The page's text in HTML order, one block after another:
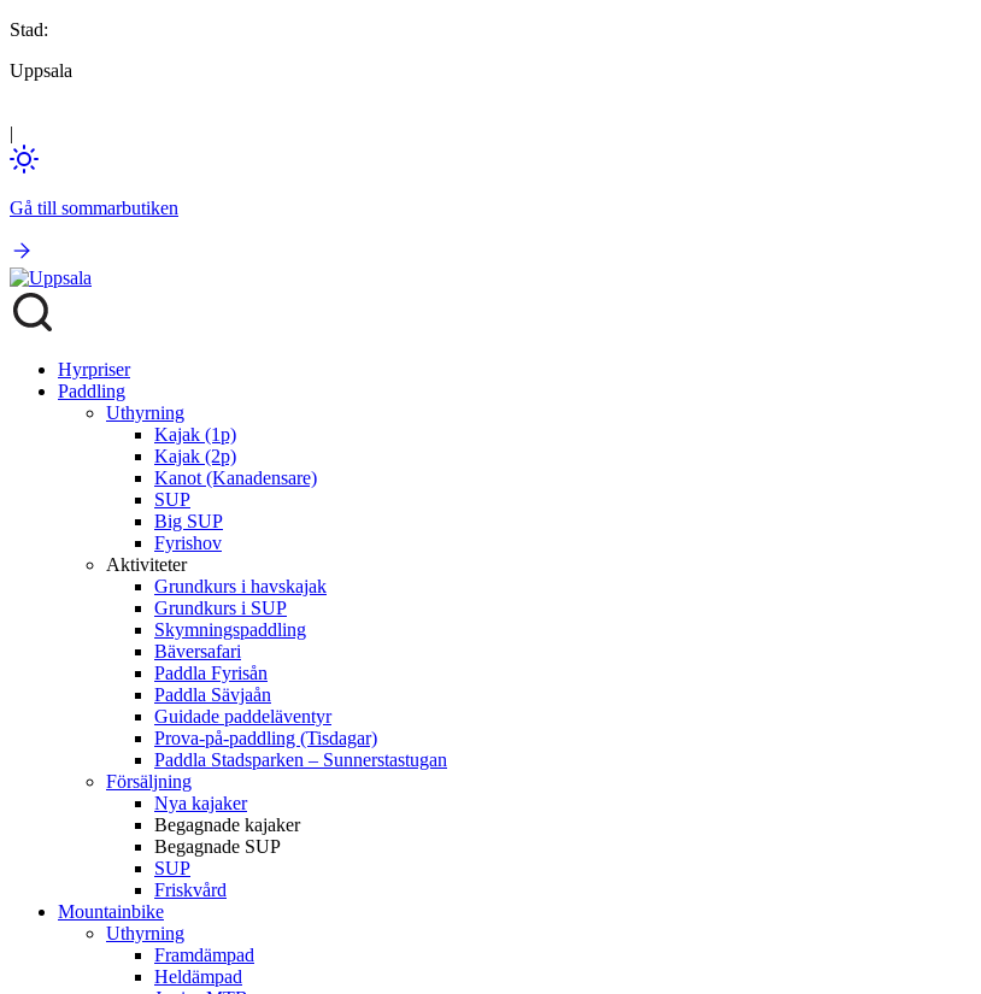
Stad:
Uppsala
|
Gå till sommarbutiken
Hyrpriser
Paddling
Uthyrning
Kajak (1p)
Kajak (2p)
Kanot (Kanadensare)
SUP
Big SUP
Fyrishov
Aktiviteter
Grundkurs i havskajak
Grundkurs i SUP
Skymningspaddling
Bäversafari
Paddla Fyrisån
Paddla Sävjaån
Guidade paddeläventyr
Prova-på-paddling (Tisdagar)
Paddla Stadsparken – Sunnerstastugan
Försäljning
Nya kajaker
Begagnade kajaker
Begagnade SUP
SUP
Friskvård
Mountainbike
Uthyrning
Framdämpad
Heldämpad